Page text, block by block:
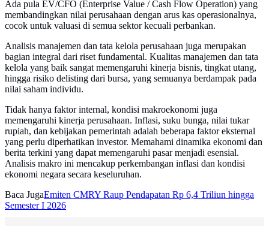
Ada pula EV/CFO (Enterprise Value / Cash Flow Operation) yang
membandingkan nilai perusahaan dengan arus kas operasionalnya,
cocok untuk valuasi di semua sektor kecuali perbankan.
Analisis manajemen dan tata kelola perusahaan juga merupakan
bagian integral dari riset fundamental. Kualitas manajemen dan tata
kelola yang baik sangat memengaruhi kinerja bisnis, tingkat utang,
hingga risiko delisting dari bursa, yang semuanya berdampak pada
nilai saham individu.
Tidak hanya faktor internal, kondisi makroekonomi juga
memengaruhi kinerja perusahaan. Inflasi, suku bunga, nilai tukar
rupiah, dan kebijakan pemerintah adalah beberapa faktor eksternal
yang perlu diperhatikan investor. Memahami dinamika ekonomi dan
berita terkini yang dapat memengaruhi pasar menjadi esensial.
Analisis makro ini mencakup perkembangan inflasi dan kondisi
ekonomi negara secara keseluruhan.
Baca JugaEmiten CMRY Raup Pendapatan Rp 6,4 Triliun hingga
Semester I 2026